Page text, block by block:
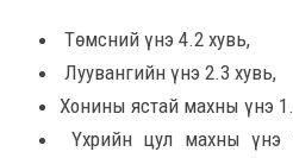
Төмсний үнэ 4.2 хувь,
Луувангийн үнэ 2.3 хувь,
Хонины ястай махны үнэ
Үхрийн цул махны үнэ